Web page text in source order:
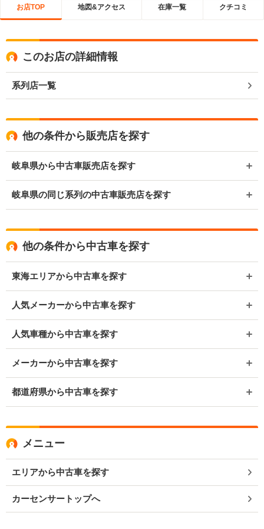
お店TOP 地図&アクセス 在庫一覧 クチコミ
このお店の詳細情報
系列店一覧
他の条件から販売店を探す
岐阜県から中古車販売店を探す
岐阜県の同じ系列の中古車販売店を探す
他の条件から中古車を探す
東海エリアから中古車を探す
人気メーカーから中古車を探す
人気車種から中古車を探す
メーカーから中古車を探す
都道府県から中古車を探す
メニュー
エリアから中古車を探す
カーセンサートップへ